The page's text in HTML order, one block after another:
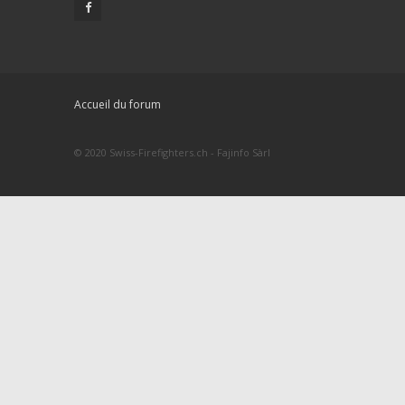
Accueil du forum
© 2020 Swiss-Firefighters.ch - Fajinfo Sàrl